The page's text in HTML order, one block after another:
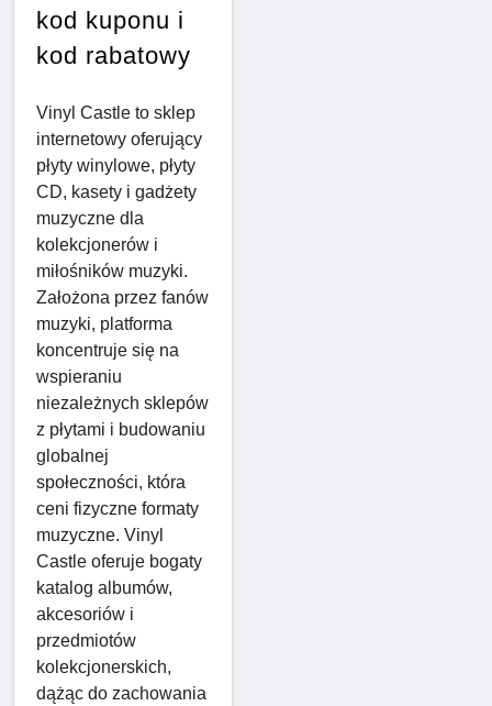
kod kuponu i
kod rabatowy
Vinyl Castle to sklep
internetowy oferujący
płyty winylowe, płyty
CD, kasety i gadżety
muzyczne dla
kolekcjonerów i
miłośników muzyki.
Założona przez fanów
muzyki, platforma
koncentruje się na
wspieraniu
niezależnych sklepów
z płytami i budowaniu
globalnej
społeczności, która
ceni fizyczne formaty
muzyczne. Vinyl
Castle oferuje bogaty
katalog albumów,
akcesoriów i
przedmiotów
kolekcjonerskich,
dążąc do zachowania